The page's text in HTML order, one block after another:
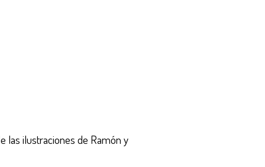
las ilustraciones de Ramón y